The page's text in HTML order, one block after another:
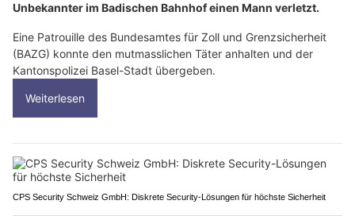
Unbekannter im Badischen Bahnhof einen Mann verletzt.
Eine Patrouille des Bundesamtes für Zoll und Grenzsicherheit
(BAZG) konnte den mutmasslichen Täter anhalten und der
Kantonspolizei Basel-Stadt übergeben.
Weiterlesen
CPS Security Schweiz GmbH: Diskrete Security-Lösungen für höchste Sicherheit